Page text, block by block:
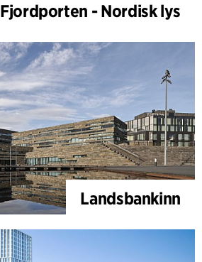
Fjordporten - Nordisk lys
Landsbankinn